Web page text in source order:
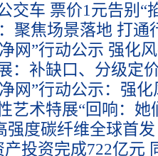
交车 票价1元告别“
聚焦场景落地 打通
网”行动公示 强化
：补缺口、分级定
网”行动公示：强
艺术特展“回响：她
强度碳纤维全球首
投资完成722亿元